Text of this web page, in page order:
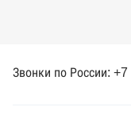
Звонки по России: